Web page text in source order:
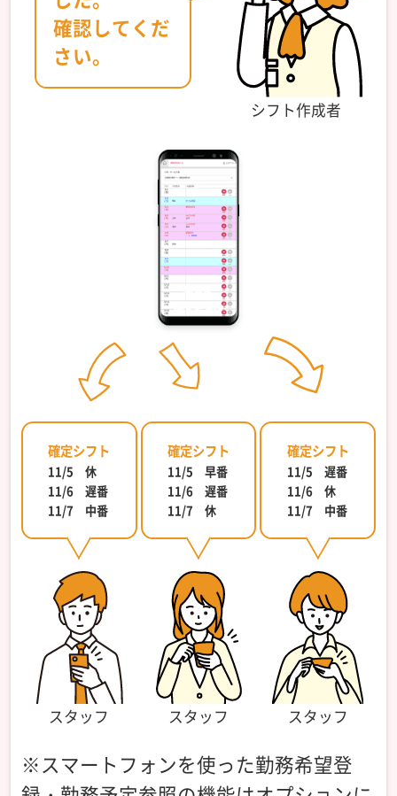
確認してくだ
さい。
シフト作成者
確定シフト
11/5 休
11/6 遅番
11/7 中番
スタッフ
確定シフト
11/5 早番
11/6 遅番
11/7 休
スタッフ
確定シフト
11/5 遅番
11/6 休
11/7 中番
スタッフ
※スマートフォンを使った勤務希望登